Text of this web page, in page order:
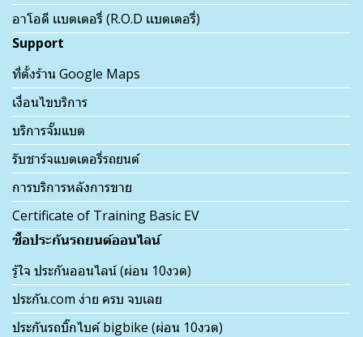
อาโอดี เเบตเตอรี่ (R.O.D เเบตเตอรี่)
Support
ที่ตั้งร้าน Google Maps
เงื่อนไขบริการ
บริการจั๊มแบต
รับชาร์จแบตเตอรี่รถยนต์
การบริการหลังการขาย
Certificate of Training Basic EV
ซื้อประกันรถยนต์ออนไลน์
รู้ใจ ประกันออนไลน์ (ผ่อน 10งวด)
ประกัน.com ง่าย ครบ จบเลย
ประกันรถบิ๊กไบค์ bigbike (ผ่อน 10งวด)